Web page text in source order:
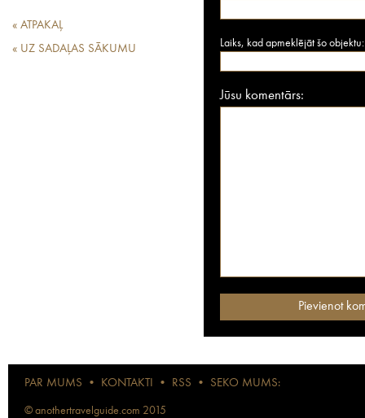
« ATPAKAĻ
« UZ SADAĻAS SĀKUMU
Laiks, kad apmeklējāt šo objektu:
Jūsu komentārs:
PAR MUMS • KONTAKTI • RSS • SEKO MUMS:
© anothertravelguide.com 2015